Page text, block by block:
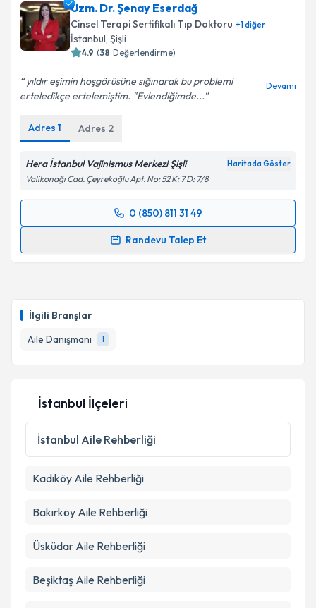
İlgili Branşlar
Aile Danışmanı
1
Uzm. Dr. Şenay Eserdağ
Cinsel Terapi Sertifikalı Tıp Doktoru +1diğer
İstanbul, Şişli
4.9 (38 Değerlendirme)
yıldır eşimin hoşgörüsüne sığınarak bu problemi
erteledikçe ertelemiştim. "Evlendiğimde...
Devamı
Adres 1 Adres 2
Hera İstanbul Vajinismus Merkezi Şişli Haritada Göster
Valikonağı Cad. Çeyrekoğlu Apt. No: 52 K: 7 D: 7/8
0 (850) 811 31 49
Randevu Talep Et
Randevu Takvimi Talebi
E-posta Adresiniz
Kişisel verilerimin işlenmesine ilişkin
Metni'ni okudum ve kişisel verilerimin belirtilen
kapsamda işlenmesini kabul ediyorum.
İstanbul İlçeleri
İstanbul Aile Rehberliği
Kadıköy Aile Rehberliği
Bakırköy Aile Rehberliği
Üsküdar Aile Rehberliği
Beşiktaş Aile Rehberliği